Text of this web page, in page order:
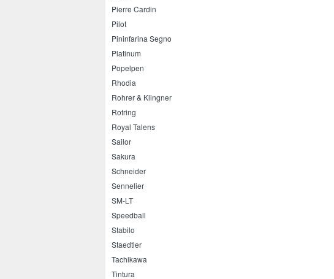
Pierre Cardin
Pilot
Pininfarina Segno
Platinum
Popelpen
Rhodia
Rohrer & Klingner
Rotring
Royal Talens
Sailor
Sakura
Schneider
Sennelier
SM-LT
Speedball
Stabilo
Staedtler
Tachikawa
Tintura